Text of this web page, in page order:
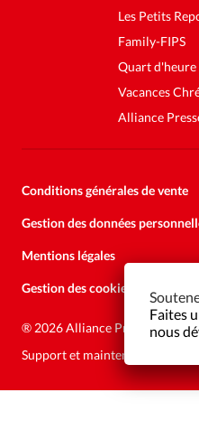
Les Petits
Family-FIPS
Quart d'heure
Vacances
Alliance
Conditions générales de vente
Gestion des données
Mentions légales
Gestion des cookies
® 2026 Alliance Presse
Support et maintenance:
Faites
nous